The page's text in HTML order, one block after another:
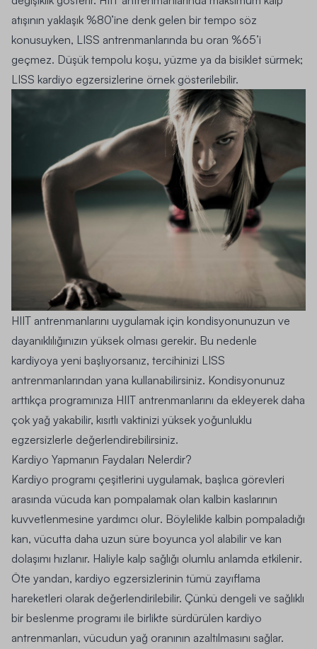
atışının yaklaşık %80’ine denk gelen bir tempo söz
konusuyken, LISS antrenmanlarında bu oran %65’i
geçmez. Düşük tempolu koşu, yüzme ya da bisiklet sürmek;
LISS kardiyo egzersizlerine örnek gösterilebilir.
HIIT antrenmanlarını uygulamak için kondisyonunuzun ve
dayanıklılığınızın yüksek olması gerekir. Bu nedenle
kardiyoya yeni başlıyorsanız, tercihinizi LISS
antrenmanlarından yana kullanabilirsiniz. Kondisyonunuz
arttıkça programınıza HIIT antrenmanlarını da ekleyerek daha
çok yağ yakabilir, kısıtlı vaktinizi yüksek yoğunluklu
egzersizlerle değerlendirebilirsiniz.
Kardiyo Yapmanın Faydaları Nelerdir?
Kardiyo programı çeşitlerini uygulamak, başlıca görevleri
arasında vücuda kan pompalamak olan kalbin kaslarının
kuvvetlenmesine yardımcı olur. Böylelikle kalbin pompaladığı
kan, vücutta daha uzun süre boyunca yol alabilir ve kan
dolaşımı hızlanır. Haliyle kalp sağlığı olumlu anlamda etkilenir.
Öte yandan, kardiyo egzersizlerinin tümü zayıflama
hareketleri olarak değerlendirilebilir. Çünkü dengeli ve sağlıklı
bir beslenme programı ile birlikte sürdürülen kardiyo
antrenmanları, vücudun yağ oranının azaltılmasını sağlar.